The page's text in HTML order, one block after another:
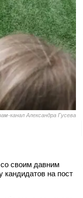
канал Александра Гусева
со своим давним
кандидатов на пост